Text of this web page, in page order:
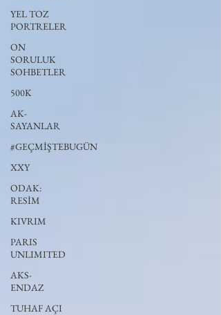
YEL TOZ
PORTRELER
ON
SORULUK
SOHBETLER
500K
AK-
SAYANLAR
#GEÇMİŞTEBUGÜN
XXY
ODAK:
RESİM
KIVRIM
PARIS
UNLIMITED
AKS-
ENDAZ
TUHAF AÇI